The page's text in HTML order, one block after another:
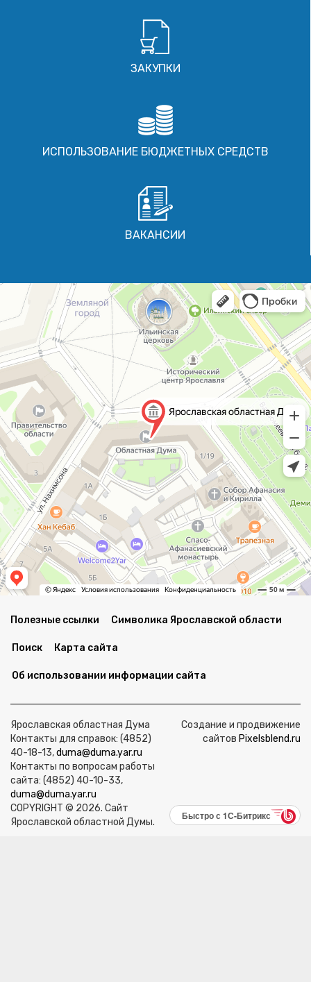
ЗАКУПКИ
ИСПОЛЬЗОВАНИЕ БЮДЖЕТНЫХ СРЕДСТВ
ВАКАНСИИ
Полезные ссылки Символика Ярославской области
Поиск Карта сайта
Об использовании информации сайта
Ярославская областная Дума
Контакты для справок: (4852)
40-18-13,duma@duma.yar.ru
Контакты по вопросам работы
сайта: (4852) 40-10-33,
duma@duma.yar.ru
COPYRIGHT © 2026. Сайт
Ярославской областной Думы.
Создание и продвижение
сайтов Pixelsblend.ru
Быстро с 1С-Битрикс